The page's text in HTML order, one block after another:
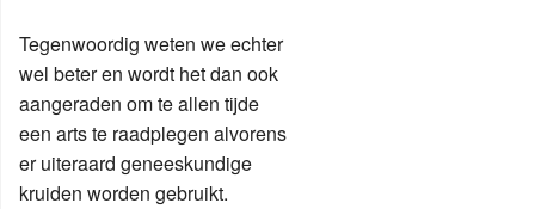
Tegenwoordig weten we echter
wel beter en wordt het dan ook
aangeraden om te allen tijde
een arts te raadplegen alvorens
er uiteraard geneeskundige
kruiden worden gebruikt.